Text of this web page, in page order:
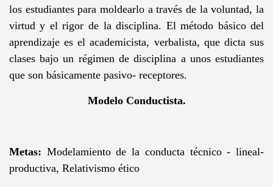
los estudiantes para moldearlo a través de la voluntad, la
virtud y el rigor de la disciplina. El método básico del
aprendizaje es el academicista, verbalista, que dicta sus
clases bajo un régimen de disciplina a unos estudiantes
que son básicamente pasivo- receptores.
Modelo Conductista.
Metas: Modelamiento de la conducta técnico - lineal-
productiva, Relativismo ético